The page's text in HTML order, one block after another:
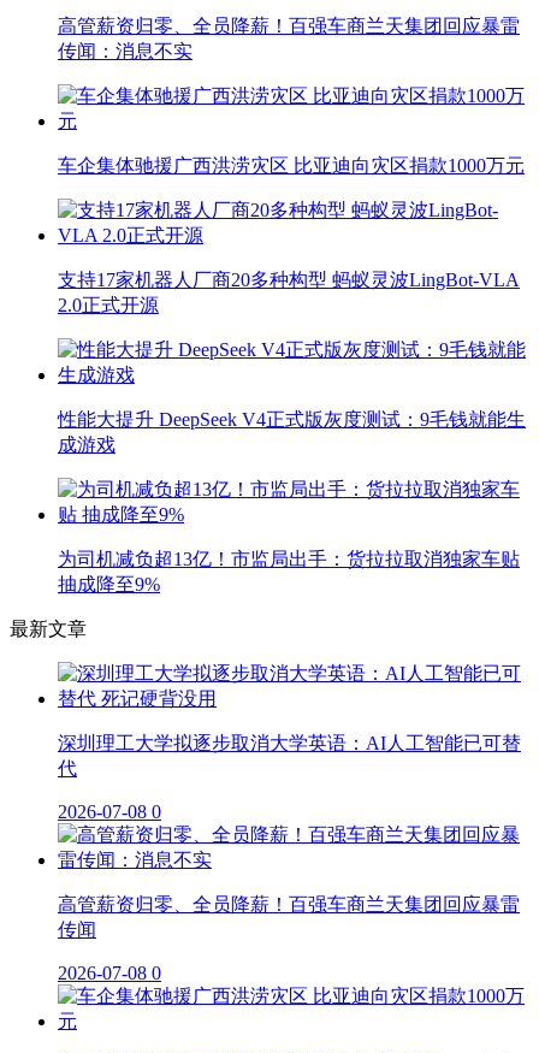
高管薪资归零、全员降薪！百强车商兰天集团回应暴雷
传闻：消息不实
车企集体驰援广西洪涝灾区 比亚迪向灾区捐款1000万元
支持17家机器人厂商20多种构型 蚂蚁灵波LingBot-VLA
2.0正式开源
性能大提升 DeepSeek V4正式版灰度测试：9毛钱就能生
成游戏
为司机减负超13亿！市监局出手：货拉拉取消独家车贴
抽成降至9%
最新文章
深圳理工大学拟逐步取消大学英语：AI人工智能已可替
代
2026-07-08 0
高管薪资归零、全员降薪！百强车商兰天集团回应暴雷
传闻
2026-07-08 0